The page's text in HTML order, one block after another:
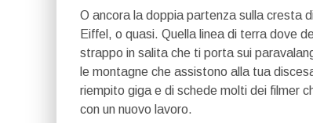
O ancora la doppia partenza sulla cresta
Eiffel, o quasi. Quella linea di terra dove
strappo in salita che ti porta sui
le montagne che assistono alla tua
riempito giga e di schede molti dei filmer
con un nuovo lavoro.